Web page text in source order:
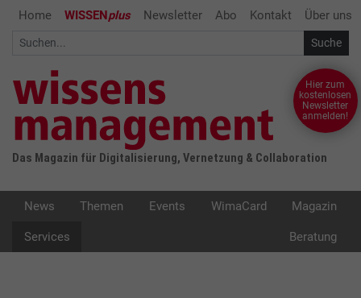
Home WISSENplus Newsletter Abo Kontakt Über uns
Das Magazin für Digitalisierung, Vernetzung & Collaboration
Hier zum
kostenlosen
Newsletter
anmelden!
News Themen Events WimaCard Magazin
Services Beratung